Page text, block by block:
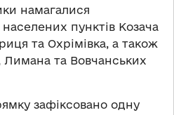
намагалися
пунктів Козача
та Охрімівка, а також
Лимана та Вовчанських
зафіксовано одну